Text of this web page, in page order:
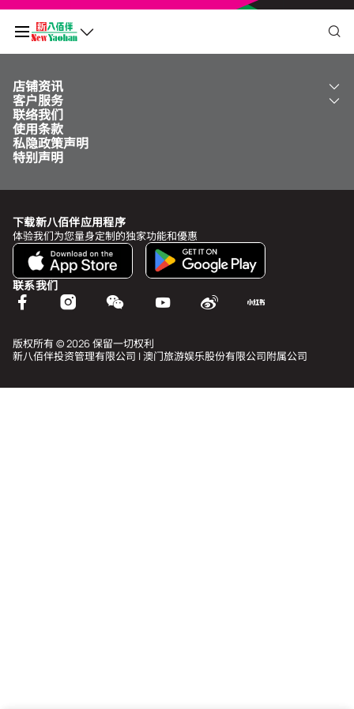
我的二维码
积分余额
于undefined前需再多消费MOP undefined，即可升级为
查看积分历史和状态
我的帐户
个人资料与安全
会籍礼遇
下载新八佰伴应用程序
体验我们为您量身定制的独家功能和優惠
联系我们
店铺资讯
关于我们
新八佰伴
NY8 新八佰伴
儿童世界
新八佰伴特卖店
客户服务
工银新八佰伴 VISA 卡
免费送货服务
泊车
其他服务
联络我们
使用条款
私隐政策声明
特别声明
版权所有 © 2026 保留一切权利
新八佰伴投资管理有限公司 | 澳门旅游娱乐股份有限公司附属公司